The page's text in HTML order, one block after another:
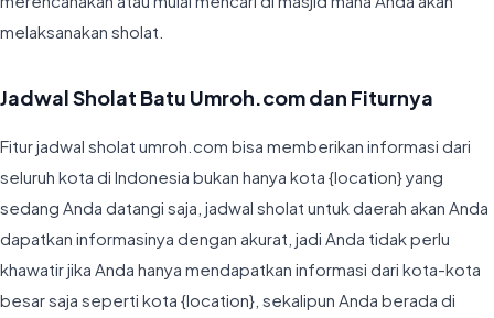
melaksanakan sholat.
Jadwal Sholat Batu Umroh.com dan Fiturnya
Fitur jadwal sholat umroh.com bisa memberikan informasi dari
seluruh kota di Indonesia bukan hanya kota {location} yang
sedang Anda datangi saja, jadwal sholat untuk daerah akan Anda
dapatkan informasinya dengan akurat, jadi Anda tidak perlu
khawatir jika Anda hanya mendapatkan informasi dari kota-kota
besar saja seperti kota {location}, sekalipun Anda berada di